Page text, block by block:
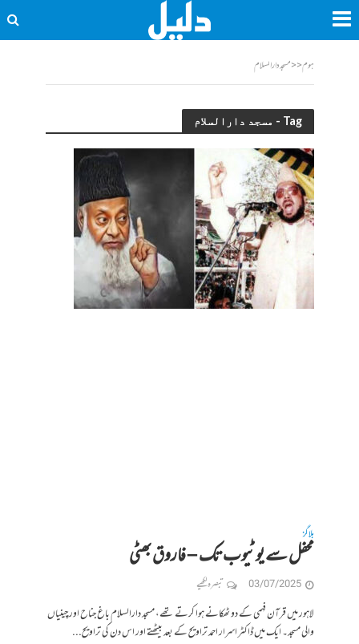
ہوم<<مسجد دارالسلام
Tag - مسجد دارالسلام
بلاگز
محفل سے یوٹیوب تک – فاروق بھٹی
03/07/2025 تبصرہ لکھیے
لاہور میں قرآن فہمی کے دو ٹھکانے ہوا کرتے تھے، مسجد دارالسلام باغ جناح اور چینیاں
والی مسجد۔ ایک میں ڈاکٹر اسرار احمد تراویح کے بعد بیٹھتے اور اس دن کی تراویح...